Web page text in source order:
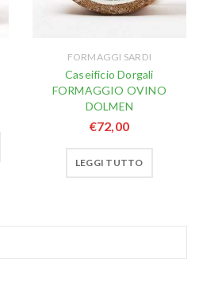
FORMAGGI SARDI
Caseificio Dorgali
FORMAGGIO OVINO
DOLMEN
€72,00
LEGGI TUTTO